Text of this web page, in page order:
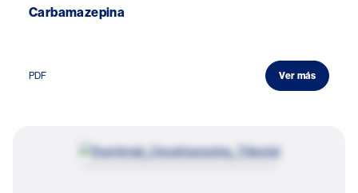
Carbamazepina
PDF Ver más
Image